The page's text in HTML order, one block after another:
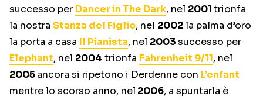
successo per Dancer in The Dark, nel 2001trionfa
la nostra Stanza del Figlio, nel 2002la palma d’oro
la porta a casa Il Pianista, nel 2003successo per
Elephant, nel 2004 trionfa Fahrenheit 9/11, nel
2005ancora si ripetono i Derdenne con L’enfant
mentre lo scorso anno, nel 2006, a spuntarla è